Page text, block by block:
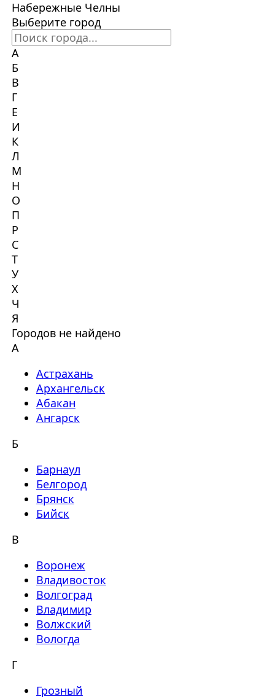
Набережные Челны
Выберите город
А
Б
В
Г
Е
И
К
Л
М
Н
О
П
Р
С
Т
У
Х
Ч
Я
Городов не найдено
А
Астрахань
Архангельск
Абакан
Ангарск
Б
Барнаул
Белгород
Брянск
Бийск
В
Воронеж
Владивосток
Волгоград
Владимир
Волжский
Вологда
Г
Грозный